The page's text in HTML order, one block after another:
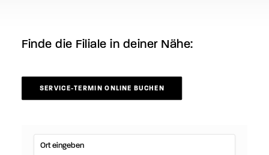
Finde die Filiale in deiner Nähe:
SERVICE-TERMIN ONLINE BUCHEN